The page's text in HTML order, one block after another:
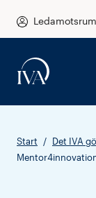
Start Det IVA